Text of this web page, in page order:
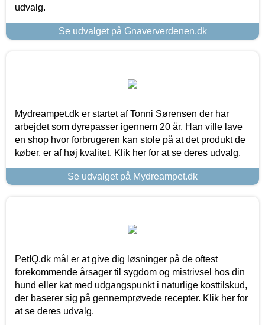
udvalg.
Se udvalget på Gnaververdenen.dk
Mydreampet.dk er startet af Tonni Sørensen der har
arbejdet som dyrepasser igennem 20 år. Han ville lave
en shop hvor forbrugeren kan stole på at det produkt de
køber, er af høj kvalitet. Klik her for at se deres udvalg.
Se udvalget på Mydreampet.dk
PetIQ.dk mål er at give dig løsninger på de oftest
forekommende årsager til sygdom og mistrivsel hos din
hund eller kat med udgangspunkt i naturlige kosttilskud,
der baserer sig på gennemprøvede recepter. Klik her for
at se deres udvalg.